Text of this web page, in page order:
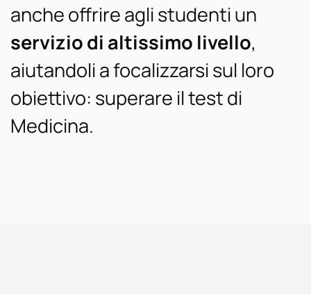
anche offrire agli studenti un
servizio di altissimo livello,
aiutandoli a focalizzarsi sul loro
obiettivo: superare il test di
Medicina.